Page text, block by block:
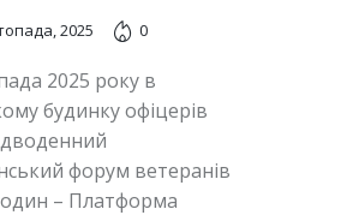
2025 0
2025 року в
будинку офіцерів
дводенний
форум ветеранів
– Платформа